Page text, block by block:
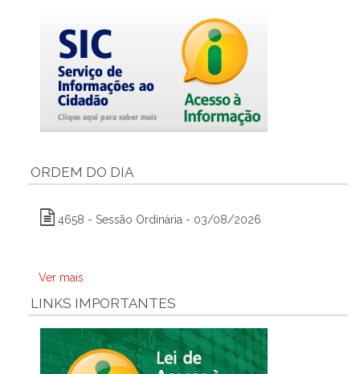
ORDEM DO DIA
4658 - Sessão Ordinária - 03/08/2026
Ver mais
LINKS IMPORTANTES